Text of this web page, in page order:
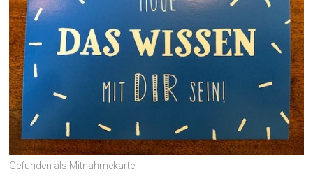
Gefunden als Mitnahmekarte